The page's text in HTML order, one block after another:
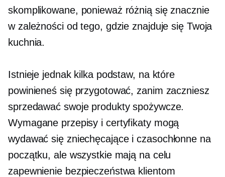
skomplikowane, ponieważ różnią się znacznie
w zależności od tego, gdzie znajduje się Twoja
kuchnia.
Istnieje jednak kilka podstaw, na które
powinieneś się przygotować, zanim zaczniesz
sprzedawać swoje produkty spożywcze.
Wymagane przepisy i certyfikaty mogą
wydawać się zniechęcające iczasochłonne na
początku, ale wszystkie mają na celu
zapewnienie bezpieczeństwa klientom